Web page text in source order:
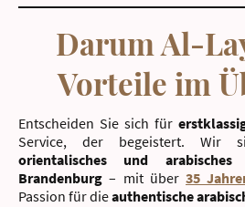
Darum Al-
Vorteile im
Entscheiden Sie sich für
Service, der begeistert. Wir
orientalisches und arabisches
Brandenburg – mit über 35
Passion für dieauthentische